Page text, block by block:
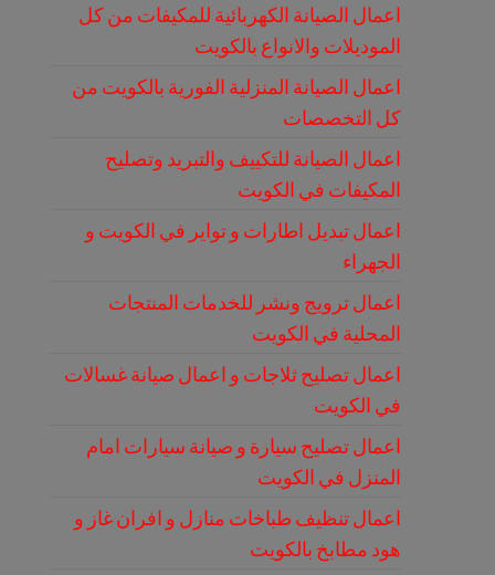
اعمال الصيانة الكهربائية للمكيفات من كل
الموديلات والانواع بالكويت
اعمال الصيانة المنزلية الفورية بالكويت من
كل التخصصات
اعمال الصيانة للتكييف والتبريد وتصليح
المكيفات في الكويت
اعمال تبديل اطارات و تواير في الكويت و
الجهراء
اعمال ترويج ونشر للخدمات المنتجات
المحلية في الكويت
اعمال تصليح ثلاجات و اعمال صيانة غسالات
في الكويت
اعمال تصليح سيارة و صيانة سيارات امام
المنزل في الكويت
اعمال تنظيف طباخات منازل و افران غاز و
هود مطابخ بالكويت